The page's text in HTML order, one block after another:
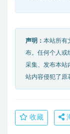
声明： 本站所有
布。任何个人或
采集、发布本站
站内容侵犯了原
收藏